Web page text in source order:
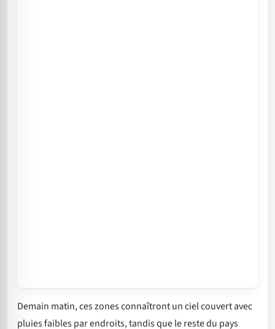
Demain matin, ces zones connaîtront un ciel couvert avec
pluies faibles par endroits, tandis que le reste du pays